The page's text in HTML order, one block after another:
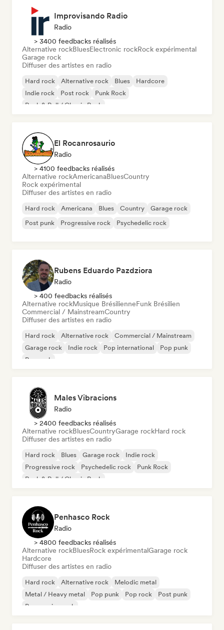
Improvisando Radio
Radio
> 3400 feedbacks réalisés
Alternative rockBluesElectronic rockRock expérimental
Garage rock
Diffuser des artistes en radio
Hard rock Alternative rock Blues
Hardcore
Indie rock
Post rock
Punk Rock
Rock & Roll / Classic Rock
El Rocanrosaurio
Radio
> 4100 feedbacks réalisés
Alternative rockAmericanaBluesCountry
Rock expérimental
Diffuser des artistes en radio
Hard rock Americana Blues Country
Garage rock
Post punk
Progressive rock Psychedelic rock
Rubens Eduardo Pazdziora
Radio
> 400 feedbacks réalisés
Alternative rockMusique BrésilienneFunk Brésilien
Commercial / MainstreamCountry
Diffuser des artistes en radio
Hard rock Alternative rock
Commercial / Mainstream
Garage rock
Indie rock Pop international
Pop punk
Pop rock
Males Vibracions
Radio
> 2400 feedbacks réalisés
Alternative rockBluesCountryGarage rockHard rock
Diffuser des artistes en radio
Hard rock Blues Garage rock
Indie rock
Progressive rock
Psychedelic rock
Punk Rock
Rock & Roll / Classic Rock
Penhasco Rock
Radio
> 4800 feedbacks réalisés
Alternative rockBluesRock expérimentalGarage rock
Hardcore
Diffuser des artistes en radio
Hard rock Alternative rock
Melodic metal
Metal / Heavy metal
Pop punk Pop rock
Post punk
Progressive rock